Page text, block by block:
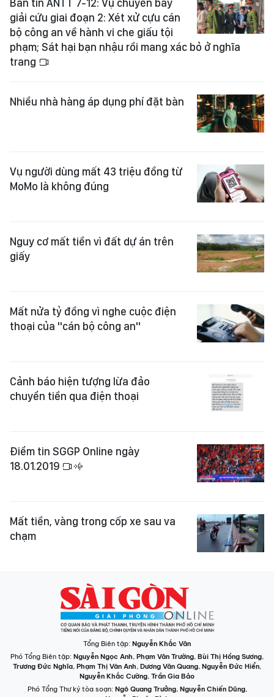
Bản tin ANTT 7-12: Vụ chuyến bay
giải cứu giai đoạn 2: Xét xử cựu cán
bộ công an về hành vi che giấu tội
phạm; Sát hại bạn nhậu rồi mang xác bỏ ở nghĩa
trang
Nhiều nhà hàng áp dụng phí đặt bàn
Vụ người dùng mất 43 triệu đồng từ
MoMo là không đúng
Nguy cơ mất tiền vì đất dự án trên
giấy
Mất nửa tỷ đồng vì nghe cuộc điện
thoại của "cán bộ công an"
Cảnh báo hiện tượng lừa đảo
chuyển tiền qua điện thoại
Điểm tin SGGP Online ngày
18.01.2019
Mất tiền, vàng trong cốp xe sau va
chạm
Tổng Biên tập: Nguyễn Khắc Văn
Phó Tổng Biên tập: Nguyễn Ngọc Anh, Phạm Văn Trường, Bùi Thị Hồng Sương,
Trương Đức Nghĩa, Phạm Thị Vân Anh, Dương Văn Quang, Nguyễn Đức Hiển,
Nguyễn Khắc Cường, Trần Gia Bảo
Phó Tổng Thư ký tòa soạn: Ngô Quang Trưởng, Nguyễn Chiến Dũng,